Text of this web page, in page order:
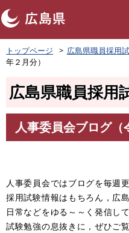
ペ
ー
ジ
。
トップページ 広島県職員採用
年２月分）
広島県職員採用
文
人事委員会ブログ（
人事委員会ではブログを毎週
採用試験情報はもちろん，広
日常などをゆる～～く発信し
試験勉強の息抜きに，ぜひご